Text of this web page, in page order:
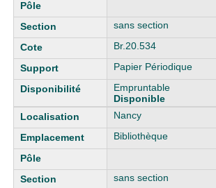
sans section
Br.20.534
Papier Périodique
Empruntable
Disponible
Nancy
Bibliothèque
sans section